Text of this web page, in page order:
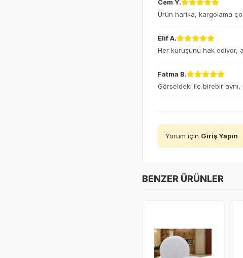
Cem Y.
Ürün harika, kargolama
Elif A.
Her kuruşunu hak ediyor,
Fatma B.
Görseldeki ile birebir aynı,
Yorum için Giriş Yapın
BENZER ÜRÜNLER